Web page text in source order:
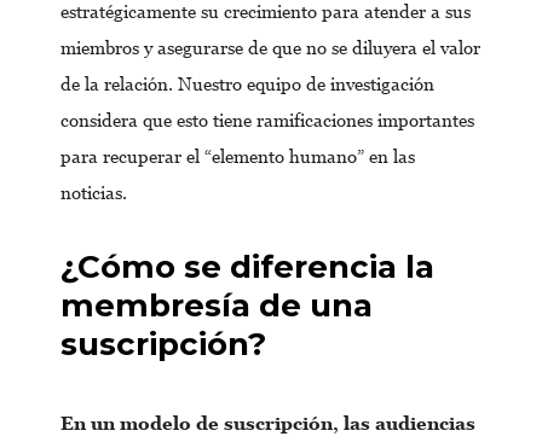
estratégicamente su crecimiento para atender a sus
miembros y asegurarse de que no se diluyera el valor
de la relación. Nuestro equipo de investigación
considera que esto tiene ramificaciones importantes
para recuperar el “elemento humano” en las
noticias.
¿Cómo se diferencia la
membresía de una
suscripción?
En un modelo de suscripción, las audiencias